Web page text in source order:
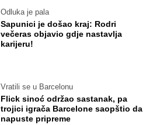
Odluka je pala
Sapunici je došao kraj: Rodri
večeras objavio gdje nastavlja
karijeru!
Vratili se u Barcelonu
Flick sinoć održao sastanak, pa
trojici igrača Barcelone saopštio da
napuste pripreme